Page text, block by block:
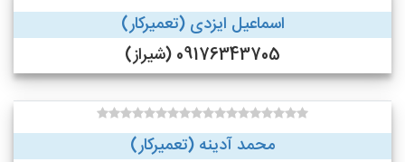
اسماعیل ایزدی (تعمیرکار)
09176343705 (شیراز)
محمد آدینه (تعمیرکار)